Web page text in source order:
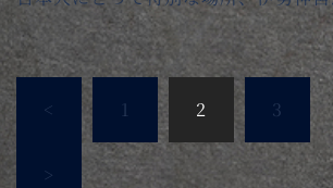
< 1 2 3
>